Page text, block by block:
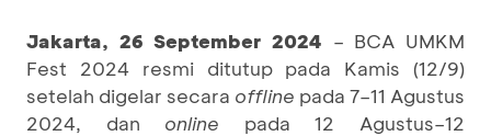
Jakarta, 26 September 2024 – BCA UMKM
Fest 2024 resmi ditutup pada Kamis (12/9)
setelah digelar secara offline pada 7–11 Agustus
2024, dan online pada 12 Agustus–12